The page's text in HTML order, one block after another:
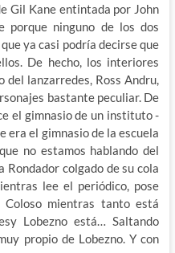
Gil Kane entintada por John
porque ninguno de los dos
ya casi podría decirse que
De hecho, los interiores
lanzarredes, Ross Andru,
bastante peculiar. De
el gimnasio de un instituto -
era el gimnasio de la escuela
no estamos hablando del
colgado de su cola
lee el periódico, pose
mientras tanto está
Lobezno está… Saltando
propio de Lobezno. Y con